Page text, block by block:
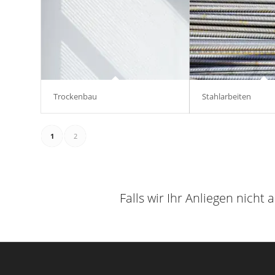
Trockenbau Stahlarbeiten
1 2
Falls wir Ihr Anliegen nicht